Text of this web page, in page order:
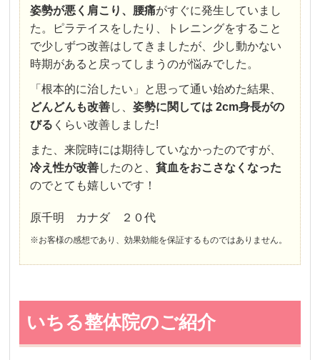
姿勢が悪く肩こり、腰痛がすぐに発生していまし
た。ピラテイスをしたり、トレニングをすること
で少しずつ改善はしてきましたが、少し動かない
時期があると戻ってしまうのが悩みでした。
「根本的に治したい」と思って通い始めた結果、
どんどんも改善し、姿勢に関しては 2cm身長がの
びる くらい改善しました!
また、来院時には期待していなかったのですが、
冷え性が改善したのと、貧血をおこさなくなった
のでとても嬉しいです！
原千明 カナダ ２０代
※お客様の感想であり、効果効能を保証するものではありません。
いちる整体院のご紹介